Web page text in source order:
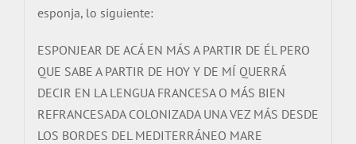
esponja, lo siguiente:
ESPONJEAR DE ACÁ EN MÁS A PARTIR DE ÉL PERO
QUE SABE A PARTIR DE HOY Y DE MÍ QUERRÁ
DECIR EN LA LENGUA FRANCESA O MÁS BIEN
REFRANCESADA COLONIZADA UNA VEZ MÁS DESDE
LOS BORDES DEL MEDITERRÁNEO MARE